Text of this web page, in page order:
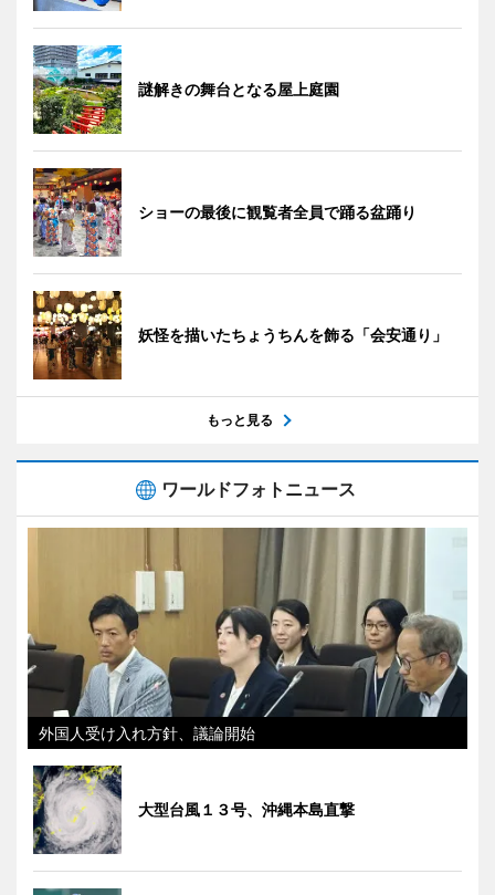
謎解きの舞台となる屋上庭園
ショーの最後に観覧者全員で踊る盆踊り
妖怪を描いたちょうちんを飾る「会安通り」
もっと見る
ワールドフォトニュース
外国人受け入れ方針、議論開始
大型台風１３号、沖縄本島直撃